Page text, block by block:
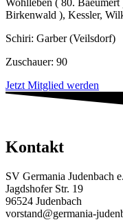
Birkenwald ), Kessler,
Schiri: Garber (Veilsdorf)
Zuschauer: 90
Jetzt Mitglied werden
Kontakt
SV Germania Judenbach
Jagdshofer Str. 19
96524 Judenbach
vorstand@germania-